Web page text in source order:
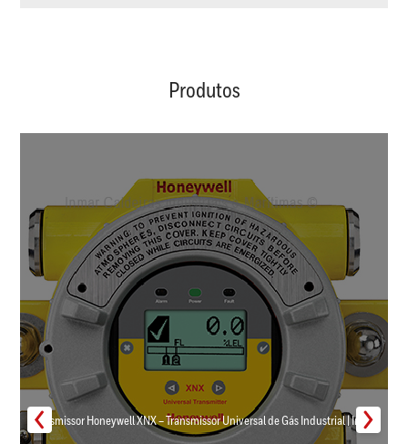
Produtos
Transmissor Honeywell XNX – Transmissor Universal de Gás Industrial | Inmar